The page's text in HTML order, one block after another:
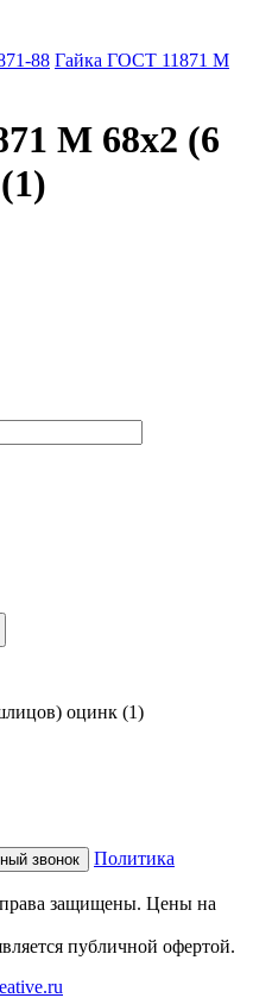
88 Гайка ГОСТ 11871 M
M 68x2 (6
звонок
Политика
защищены. Цены на
публичной офертой.